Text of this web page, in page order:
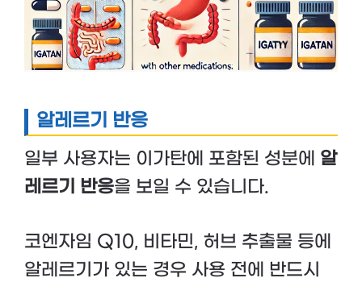
알레르기 반응
일부 사용자는 이가탄에 포함된 성분에 알
레르기 반응을 보일 수 있습니다.
코엔자임 Q10, 비타민, 허브 추출물 등에
알레르기가 있는 경우 사용 전에 반드시